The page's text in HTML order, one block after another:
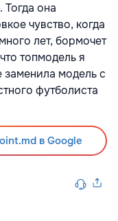
она
чувство, когда
лет, бормочет
топмодель я
заменила модель с
футболиста
в Google